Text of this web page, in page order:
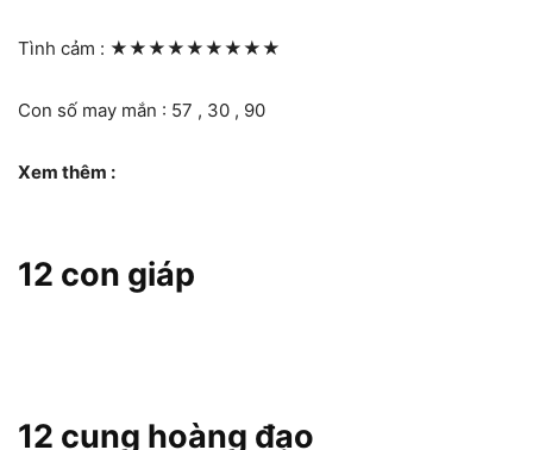
Tình cảm : ★★★★★★★★★
Con số may mắn : 57 , 30 , 90
Xem thêm :
12 con giáp
12 cung hoàng đạo